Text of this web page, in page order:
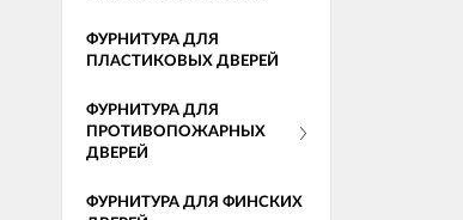
ФУРНИТУРА ДЛЯ
ПЛАСТИКОВЫХ ДВЕРЕЙ
ФУРНИТУРА ДЛЯ
ПРОТИВОПОЖАРНЫХ
ДВЕРЕЙ
ФУРНИТУРА ДЛЯ ФИНСКИХ